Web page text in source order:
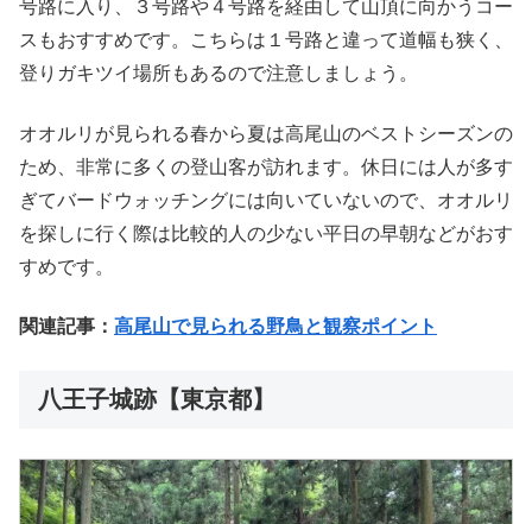
号路に入り、３号路や４号路を経由して山頂に向かうコー
スもおすすめです。こちらは１号路と違って道幅も狭く、
登りガキツイ場所もあるので注意しましょう。
オオルリが見られる春から夏は高尾山のベストシーズンの
ため、非常に多くの登山客が訪れます。休日には人が多す
ぎてバードウォッチングには向いていないので、オオルリ
を探しに行く際は比較的人の少ない平日の早朝などがおす
すめです。
関連記事： 高尾山で見られる野鳥と観察ポイント
八王子城跡【東京都】